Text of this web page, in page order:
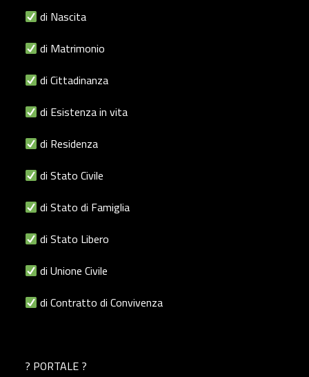
di Nascita
di Matrimonio
di Cittadinanza
di Esistenza in vita
di Residenza
di Stato Civile
di Stato di Famiglia
di Stato Libero
di Unione Civile
di Contratto di Convivenza
? PORTALE ?